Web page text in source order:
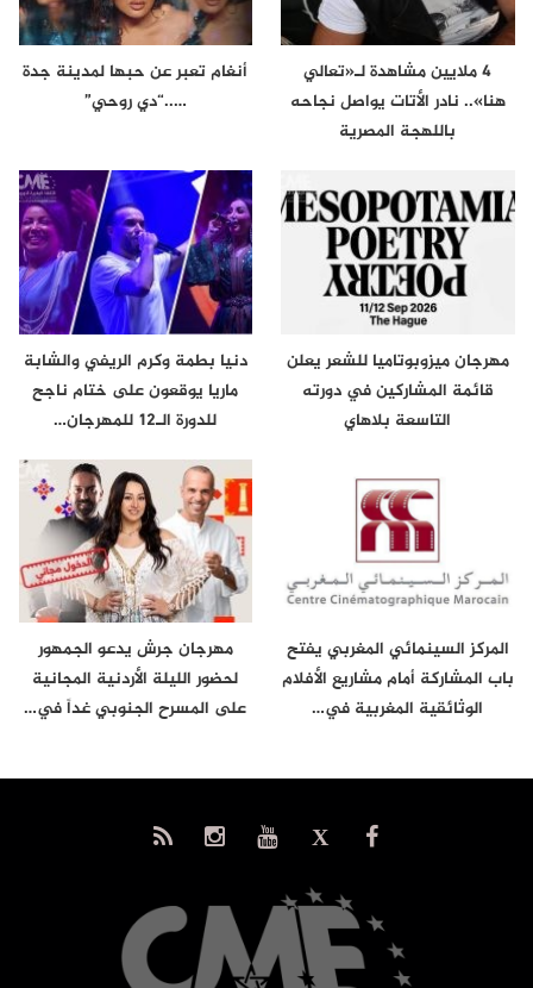
4 ملايين مشاهدة لـ«تعالي
هنا».. نادر الأتات يواصل نجاحه
باللهجة المصرية
أنغام تعبر عن حبها لمدينة جدة
…..“دي روحي”
مهرجان ميزوبوتاميا للشعر يعلن
قائمة المشاركين في دورته
التاسعة بلاهاي
دنيا بطمة وكرم الريفي والشابة
ماريا يوقعون على ختام ناجح
للدورة الـ12 للمهرجان…
المركز السينمائي المغربي يفتح
باب المشاركة أمام مشاريع الأفلام
الوثائقية المغربية في…
مهرجان جرش يدعو الجمهور
لحضور الليلة الأردنية المجانية
على المسرح الجنوبي غداً في…